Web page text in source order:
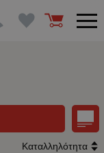
Καταλληλότητα